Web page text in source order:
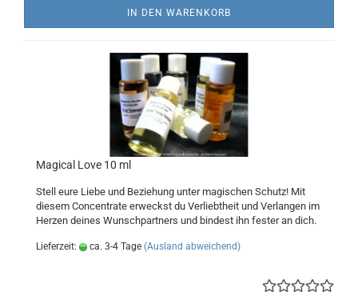
IN DEN WARENKORB
Magical Love 10 ml
Stell eure Liebe und Beziehung unter magischen Schutz! Mit
diesem Concentrate erweckst du Verliebtheit und Verlangen im
Herzen deines Wunschpartners und bindest ihn fester an dich.
Lieferzeit: ca. 3-4 Tage (Ausland abweichend)